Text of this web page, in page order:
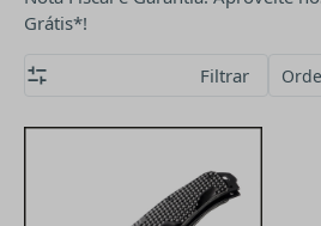
Grátis*!
Filtrar